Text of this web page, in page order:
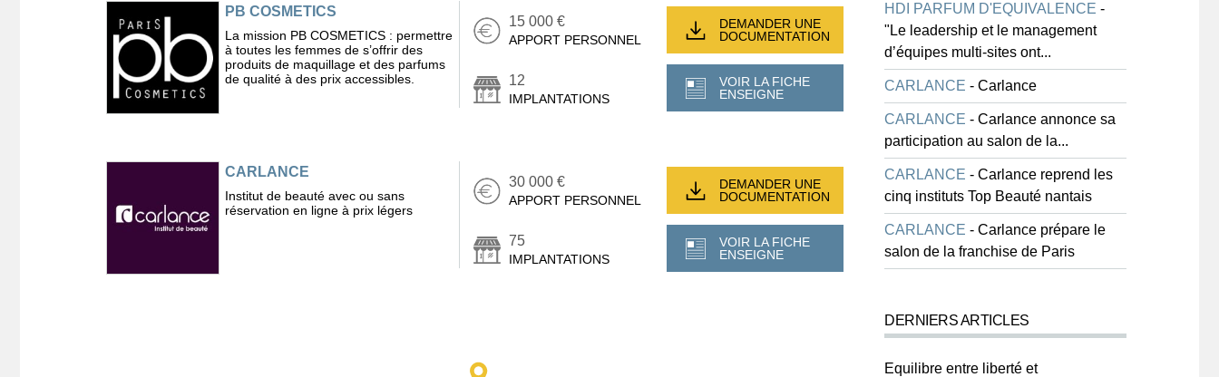
PB COSMETICS
La mission PB COSMETICS : permettre
à toutes les femmes de s’offrir des
produits de maquillage et des parfums
de qualité à des prix accessibles.
15 000 €
APPORT PERSONNEL
12
IMPLANTATIONS
DEMANDER UNE
DOCUMENTATION
VOIR LA FICHE
ENSEIGNE
CARLANCE
Institut de beauté avec ou sans
réservation en ligne à prix légers
30 000 €
APPORT PERSONNEL
75
IMPLANTATIONS
DEMANDER UNE
DOCUMENTATION
VOIR LA FICHE
ENSEIGNE
HDI PARFUM D'EQUIVALENCE -
"Le leadership et le management
d’équipes multi-sites ont...
CARLANCE - Carlance
CARLANCE - Carlance annonce sa
participation au salon de la...
CARLANCE - Carlance reprend les
cinq instituts Top Beauté nantais
CARLANCE - Carlance prépare le
salon de la franchise de Paris
DERNIERS ARTICLES
Equilibre entre liberté et